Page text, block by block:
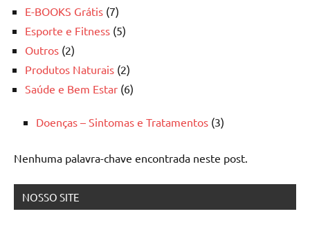
E-BOOKS Grátis (7)
Esporte e Fitness (5)
Outros (2)
Produtos Naturais (2)
Saúde e Bem Estar (6)
Doenças – Sintomas e Tratamentos (3)
Nenhuma palavra-chave encontrada neste post.
NOSSO SITE